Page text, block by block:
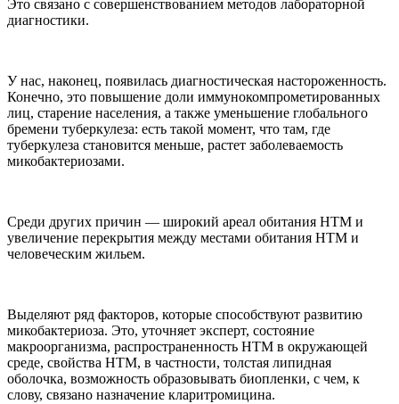
Это связано с совершенствованием методов лабораторной
диагностики.
У нас, наконец, появилась диагностическая настороженность.
Конечно, это повышение доли иммунокомпрометированных
лиц, старение населения, а также уменьшение глобального
бремени туберкулеза: есть такой момент, что там, где
туберкулеза становится меньше, растет заболеваемость
микобактериозами.
Среди других причин — широкий ареал обитания НТМ и
увеличение перекрытия между местами обитания НТМ и
человеческим жильем.
Выделяют ряд факторов, которые способствуют развитию
микобактериоза. Это, уточняет эксперт, состояние
макроорганизма, распространенность НТМ в окружающей
среде, свойства НТМ, в частности, толстая липидная
оболочка, возможность образовывать биопленки, с чем, к
слову, связано назначение кларитромицина.